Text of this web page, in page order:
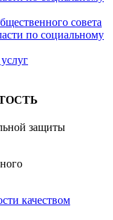
совета
по социальному
защиты
качеством